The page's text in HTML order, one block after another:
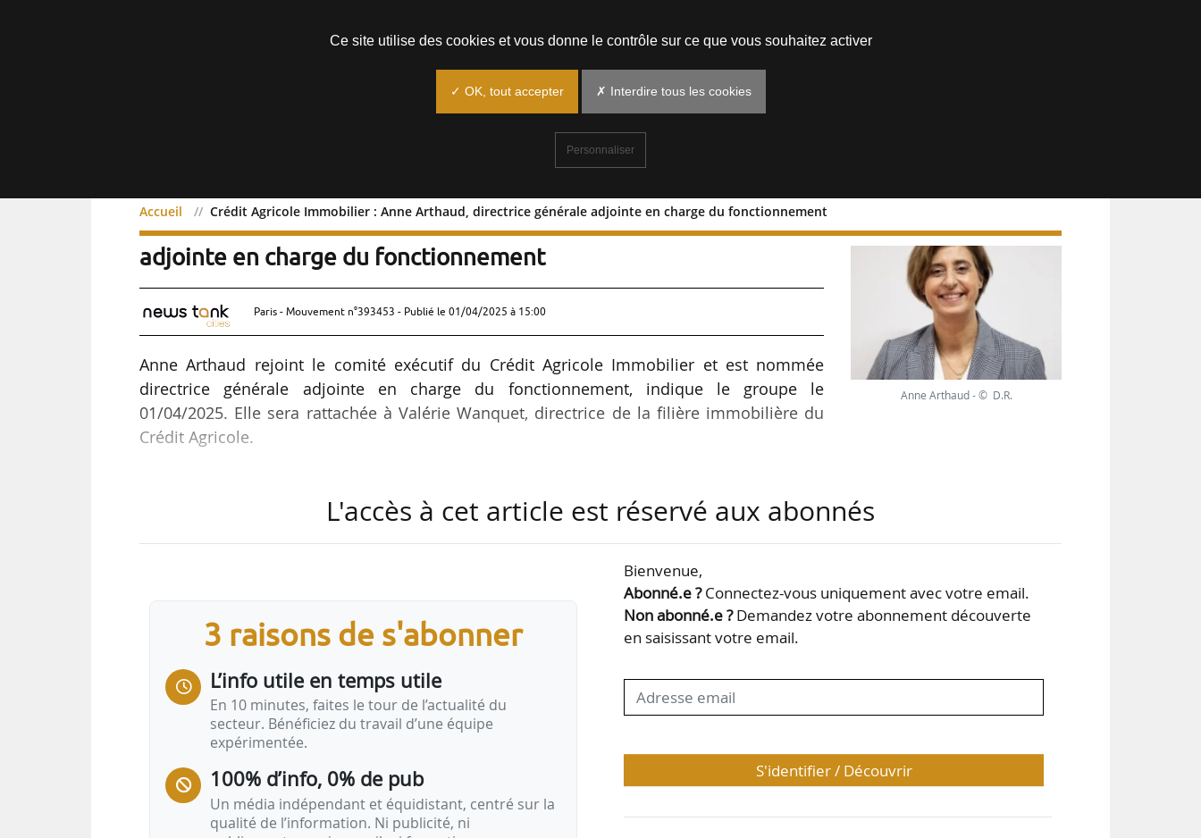
Accueil Crédit Agricole Immobilier : Anne Arthaud, directrice générale adjointe en charge du fonctionnement
Crédit Agricole Immobilier : Anne Arthaud, directrice générale
adjointe en charge du fonctionnement
Paris - Mouvement n°393453 - Publié le 01/04/2025 à 15:00
Anne Arthaud rejoint le comité exécutif du Crédit Agricole Immobilier et est nommée
directrice générale adjointe en charge du fonctionnement, indique le groupe le
01/04/2025. Elle sera rattachée à Valérie Wanquet, directrice de la filière immobilière du
Crédit Agricole.
Communication au Celsa, Anne Arthaud débute sa carrière en 1991 dans la Caisse
responsable du marketing offre puis du multicanal. En 2009, elle intègre LCL où elle est
Anne Arthaud - © D.R.
L'accès à cet article est réservé aux abonnés
3 raisons de s'abonner
L’info utile en temps utile
En 10 minutes, faites le tour de l’actualité du
secteur. Bénéficiez du travail d’une équipe
expérimentée.
100% d’info, 0% de pub
Un média indépendant et équidistant, centré sur la
qualité de l’information. Ni publicité, ni
Bienvenue,
Abonné.e ?Connectez-vous uniquement avec votre email.
Non abonné.e ?Demandez votre abonnement découverte
en saisissant votre email.
S'identifier / Découvrir
Ce site utilise des cookies et vous donne le contrôle sur ce que vous souhaitez activer
✓ OK, tout accepter ✗ Interdire tous les cookies
Personnaliser